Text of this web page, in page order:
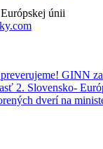
únii
preverujeme! GINN
2. Slovensko-
dverí na